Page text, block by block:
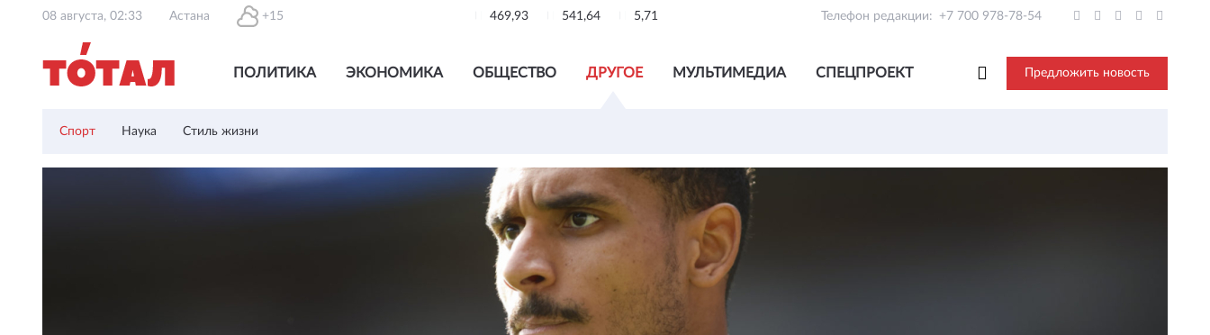
08 августа, 02:33 Астана +15 469,93 541,64 5,71 Телефон редакции: +7 700 978-78-54
ПОЛИТИКА ЭКОНОМИКА ОБЩЕСТВО ДРУГОЕ МУЛЬТИМЕДИА СПЕЦПРОЕКТ Предложить новость
Спорт Наука Стиль жизни